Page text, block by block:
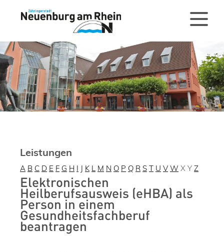
Leistungen
A B C D E F G H I J K L M N O P Q R S T U V W X Y Z
Elektronischen
Heilberufsausweis (eHBA) als
Person in einem
Gesundheitsfachberuf
beantragen